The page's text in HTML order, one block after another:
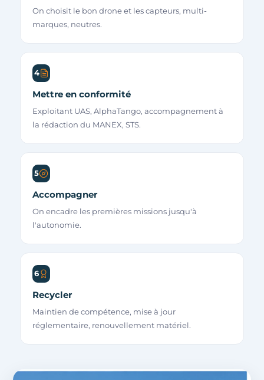
On choisit le bon drone et les capteurs, multi-
marques, neutres.
4
Mettre en conformité
Exploitant UAS, AlphaTango, accompagnement à
la rédaction du MANEX, STS.
5
Accompagner
On encadre les premières missions jusqu'à
l'autonomie.
6
Recycler
Maintien de compétence, mise à jour
réglementaire, renouvellement matériel.